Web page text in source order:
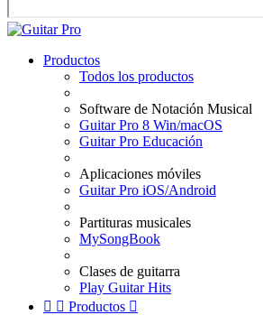
Productos
Todos los productos
Software de Notación Musical
Guitar Pro 8 Win/macOS
Guitar Pro Educación
Aplicaciones móviles
Guitar Pro iOS/Android
Partituras musicales
MySongBook
Clases de guitarra
Play Guitar Hits
  Productos 